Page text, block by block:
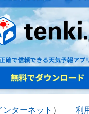
ターネット ） 利